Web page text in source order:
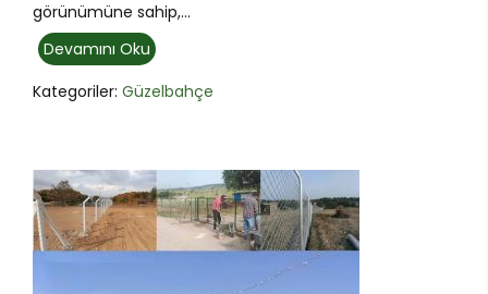
görünümüne sahip,...
Devamını Oku
Kategoriler: Güzelbahçe